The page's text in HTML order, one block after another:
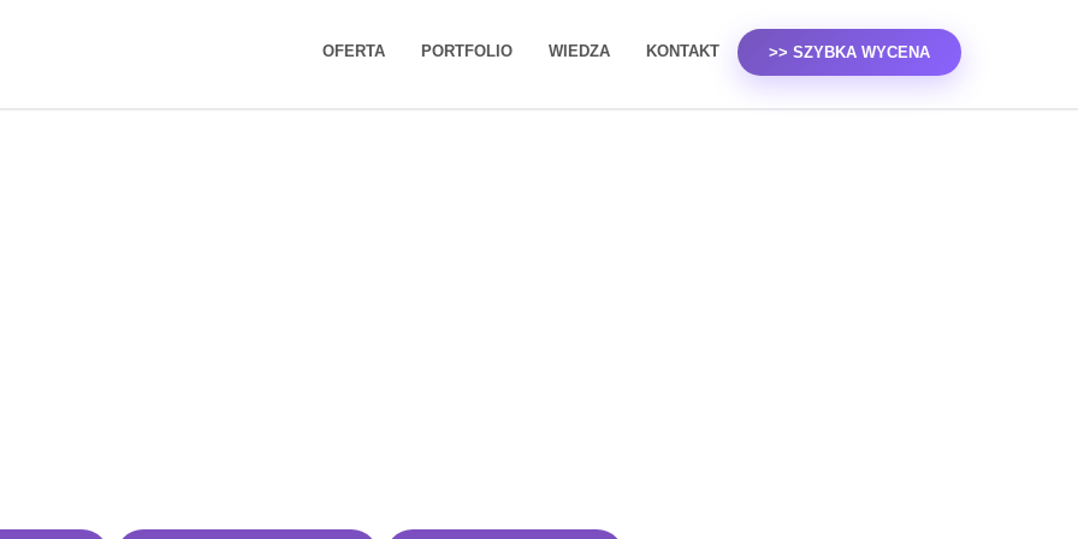
OFERTA PORTFOLIO WIEDZA KONTAKT >> SZYBKA WYCENA